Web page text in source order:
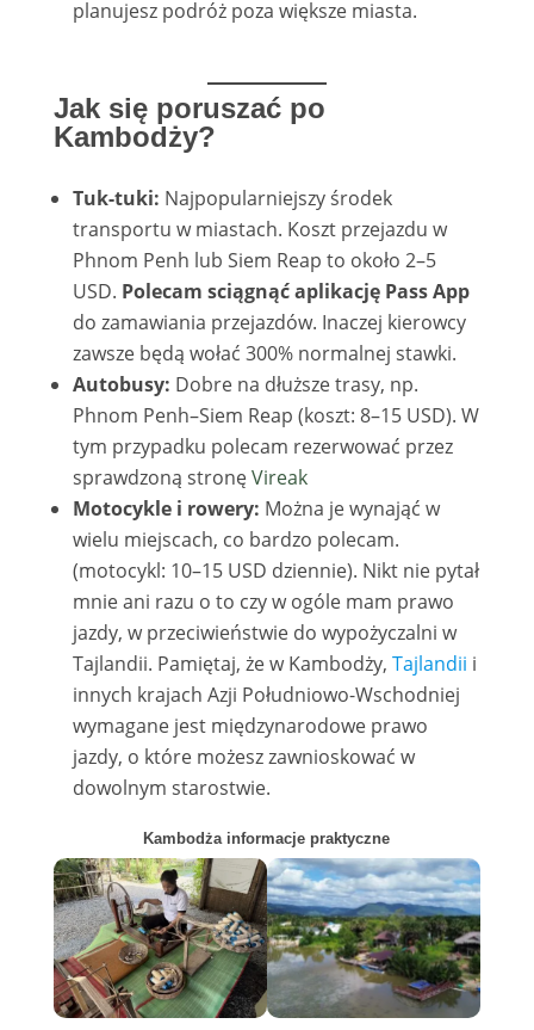
planujesz podróż poza większe miasta.
Jak się poruszać po
Kambodży?
Tuk-tuki: Najpopularniejszy środek
transportu w miastach. Koszt przejazdu w
Phnom Penh lub Siem Reap to około 2–5
USD. Polecam sciągnąć aplikację Pass App
do zamawiania przejazdów. Inaczej kierowcy
zawsze będą wołać 300% normalnej stawki.
Autobusy: Dobre na dłuższe trasy, np.
Phnom Penh–Siem Reap (koszt: 8–15 USD). W
tym przypadku polecam rezerwować przez
sprawdzoną stronęVireak
Motocykle i rowery: Można je wynająć w
wielu miejscach, co bardzo polecam.
(motocykl: 10–15 USD dziennie). Nikt nie pytał
mnie ani razu o to czy w ogóle mam prawo
jazdy, w przeciwieństwie do wypożyczalni w
Tajlandii. Pamiętaj, że w Kambodży, Tajlandii i
innych krajach Azji Południowo-Wschodniej
wymagane jest międzynarodowe prawo
jazdy, o które możesz zawnioskować w
dowolnym starostwie.
Kambodża informacje praktyczne